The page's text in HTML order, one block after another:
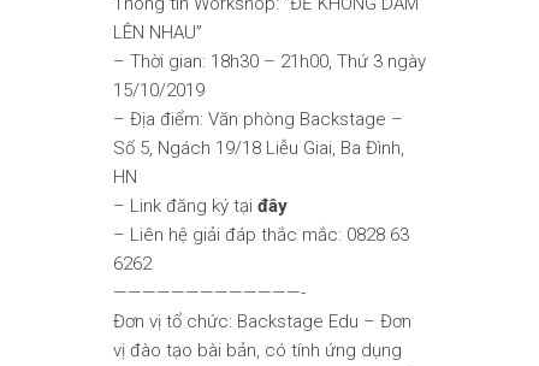
LÊN NHAU”
– Thời gian: 18h30 – 21h00, Thứ 3 ngày
15/10/2019
– Địa điểm: Văn phòng Backstage –
Số 5, Ngách 19/18 Liễu Giai, Ba Đình,
HN
– Link đăng ký tại đây
– Liên hệ giải đáp thắc mắc: 0828 63
6262
—————————————-
Đơn vị tổ chức: Backstage Edu – Đơn
vị đào tạo bài bản, có tính ứng dụng